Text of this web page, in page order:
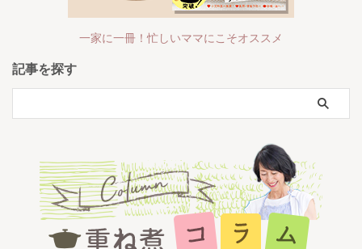
一家に一冊！忙しいママにこそオススメ
記事を探す